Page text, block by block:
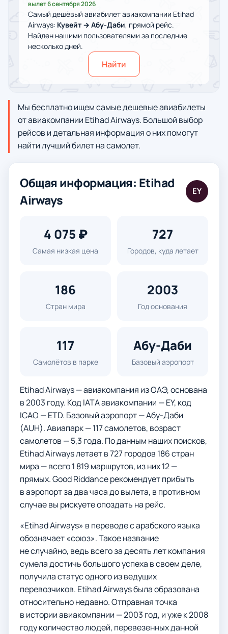
вылет 6 сентября 2026
Самый дешёвый авиабилет авиакомпании Etihad
Airways: Кувейт → Абу-Даби, прямой рейс.
Найден нашими пользователями за последние
несколько дней.
Найти
Мы бесплатно ищем самые дешевые авиабилеты
от авиакомпании Etihad Airways. Большой выбор
рейсов и детальная информация о них помогут
найти лучший билет на самолет.
Общая информация: Etihad
Airways
EY
4 075 ₽
Самая низкая цена
727
Городов, куда летает
186
Стран мира
2003
Год основания
117
Самолётов в парке
Абу-Даби
Базовый аэропорт
Etihad Airways — авиакомпания из ОАЭ, основана
в 2003 году. Код IATA авиакомпании — EY, код
ICAO — ETD. Базовый аэропорт — Абу-Даби
(AUH). Авиапарк — 117 самолетов, возраст
самолетов — 5,3 года. По данным наших поисков,
Etihad Airways летает в 727 городов 186 стран
мира — всего 1 819 маршрутов, из них 12 —
прямых. Good Riddance рекомендует прибыть
в аэропорт за два часа до вылета, в противном
случае вы рискуете опоздать на рейс.
«Etihad Airways» в переводе с арабского языка
обозначает «союз». Такое название
не случайно, ведь всего за десять лет компания
сумела достичь большого успеха в своем деле,
получила статус одного из ведущих
перевозчиков. Etihad Airways была образована
относительно недавно. Отправная точка
в истории авиакомпании — 2003 год, и уже к 2008
году количество людей, перевезенных данной